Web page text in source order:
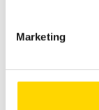
Marketing
Kan ik de
bekijken en